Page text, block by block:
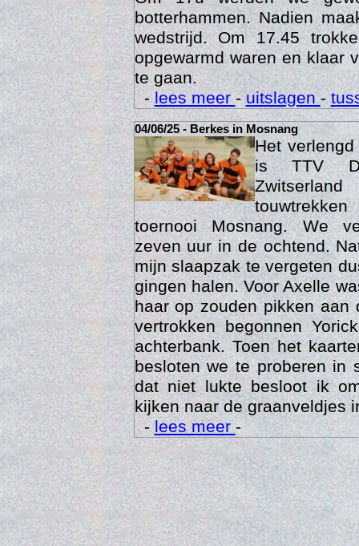
botterhammen. Nadien
wedstrijd. Om 17.45
opgewarmd waren en klaar
te gaan.
-lees meer-uitslagen-
04/06/25 - Berkes in Mosnang
Het
is TTV
toernooi Mosnang. We
zeven uur in de ochtend.
mijn slaapzak te vergeten
gingen halen. Voor Axelle
haar op zouden pikken aan
vertrokken begonnen
achterbank. Toen het
besloten we te proberen in
dat niet lukte besloot ik
kijken naar de graanveldjes
-lees meer-